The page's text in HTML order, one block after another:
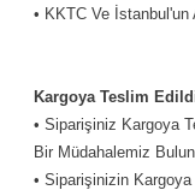
• KKTC Ve İstanbul'un
Kargoya Teslim
• Siparişiniz Kargoya
Bir Müdahalemiz
• Siparişinizin